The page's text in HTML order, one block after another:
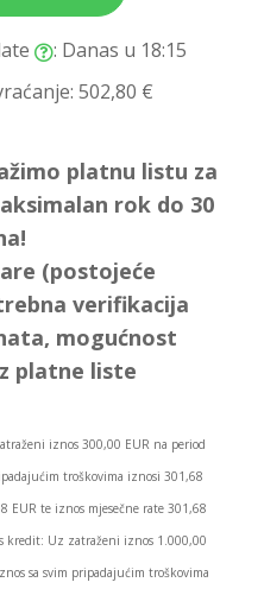
: Danas u 18:15
502,80 €
platnu listu za
rok do 30
(postojeće
verifikacija
mogućnost
platne liste
iznos 300,00 EUR na period
troškovima iznosi 301,68
EUR te iznos mjesečne rate 301,68
kredit: Uz zatraženi iznos 1.000,00
sa svim pripadajućim troškovima